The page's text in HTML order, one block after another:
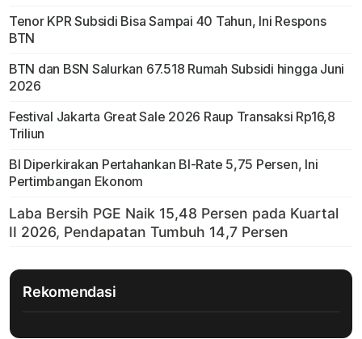
Tenor KPR Subsidi Bisa Sampai 40 Tahun, Ini Respons
BTN
BTN dan BSN Salurkan 67.518 Rumah Subsidi hingga Juni
2026
Festival Jakarta Great Sale 2026 Raup Transaksi Rp16,8
Triliun
BI Diperkirakan Pertahankan BI-Rate 5,75 Persen, Ini
Pertimbangan Ekonom
Rekomendasi